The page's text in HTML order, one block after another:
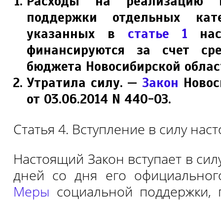
поддержки отдельных
указанных в статье 1
финансируются за счет
бюджета Новосибирской
Утратила силу. — Закон
от 03.06.2014 N 440-ОЗ.
Статья 4. Вступление в силу
Настоящий Закон вступает в
дней со дня его
Меры социальной поддержки,